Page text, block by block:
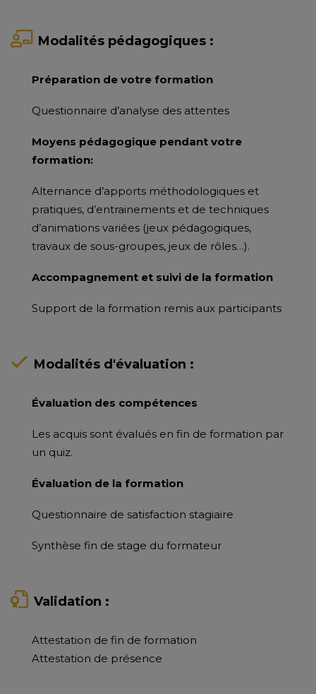
Modalités pédagogiques :
Préparation de votre formation
Questionnaire d’analyse des attentes
Moyens pédagogique pendant votre
formation:
Alternance d’apports méthodologiques et
pratiques, d’entrainements et de techniques
d’animations variées (jeux pédagogiques,
travaux de sous-groupes, jeux de rôles…).
Accompagnement et suivi de la formation
Support de la formation remis aux participants
Modalités d'évaluation :
Évaluation des compétences
Les acquis sont évalués en fin de formation par
un quiz.
Évaluation de la formation
Questionnaire de satisfaction stagiaire
Synthèse fin de stage du formateur
Validation :
Attestation de fin de formation
Attestation de présence